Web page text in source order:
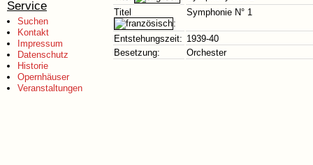
Service
Suchen
Kontakt
Impressum
Datenschutz
Historie
Opernhäuser
Veranstaltungen
Titel
:
Symphonie N° 1
Entstehungszeit: 1939-40
Besetzung:
Orchester